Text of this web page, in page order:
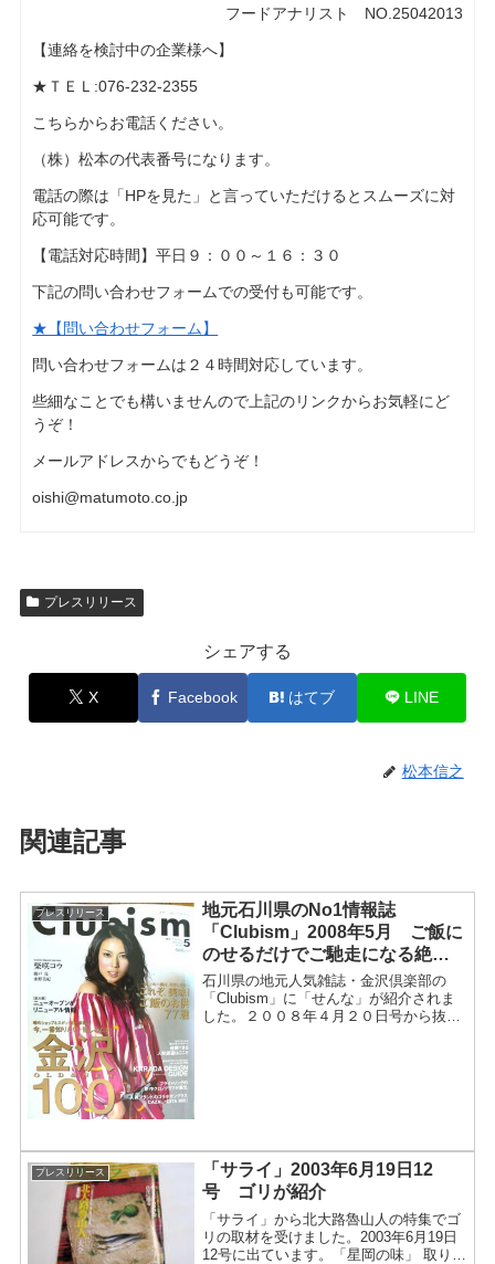
フードアナリスト NO.25042013
【連絡を検討中の企業様へ】
★ＴＥＬ:076-232-2355
こちらからお電話ください。
（株）松本の代表番号になります。
電話の際は「HPを見た」と言っていただけるとスムーズに対
応可能です。
【電話対応時間】平日９：００～１６：３０
下記の問い合わせフォームでの受付も可能です。
★【問い合わせフォーム】
問い合わせフォームは２４時間対応しています。
些細なことでも構いませんので上記のリンクからお気軽にど
うぞ！
メールアドレスからでもどうぞ！
oishi@matumoto.co.jp
プレスリリース
シェアする
X Facebook はてブ LINE
松本信之
関連記事
プレスリリース
地元石川県のNo1情報誌
「Clubism」2008年5月 ご飯に
のせるだけでご馳走になる絶品
のお供として「せんな」を紹
介！
石川県の地元人気雑誌・金沢倶楽部の
「Clubism」に「せんな」が紹介されま
した。２００８年４月２０日号から抜粋
プレスリリース
「サライ」2003年6月19日12
号 ゴリが紹介
「サライ」から北大路魯山人の特集でゴ
リの取材を受けました。2003年6月19日
12号に出ています。「星岡の味」 取り寄